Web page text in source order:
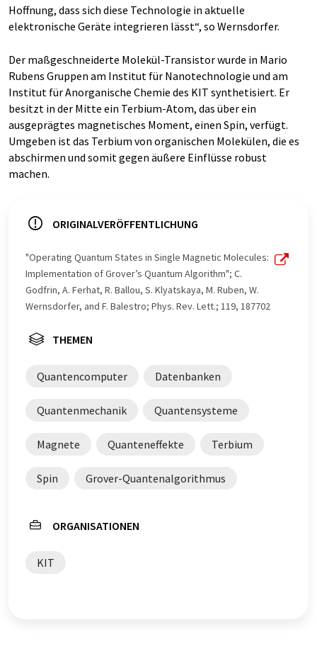
Hoffnung, dass sich diese Technologie in aktuelle
elektronische Geräte integrieren lässt“, so Wernsdorfer.
Der maßgeschneiderte Molekül-Transistor wurde in Mario
Rubens Gruppen am Institut für Nanotechnologie und am
Institut für Anorganische Chemie des KIT synthetisiert. Er
besitzt in der Mitte ein Terbium-Atom, das über ein
ausgeprägtes magnetisches Moment, einen Spin, verfügt.
Umgeben ist das Terbium von organischen Molekülen, die es
abschirmen und somit gegen äußere Einflüsse robust
machen.
ORIGINALVERÖFFENTLICHUNG
"Operating Quantum States in Single Magnetic Molecules:
Implementation of Grover’s Quantum Algorithm"; C.
Godfrin, A. Ferhat, R. Ballou, S. Klyatskaya, M. Ruben, W.
Wernsdorfer, and F. Balestro; Phys. Rev. Lett.; 119, 187702
THEMEN
Quantencomputer Datenbanken
Quantenmechanik Quantensysteme
Magnete Quanteneffekte Terbium
Spin Grover-Quantenalgorithmus
ORGANISATIONEN
KIT